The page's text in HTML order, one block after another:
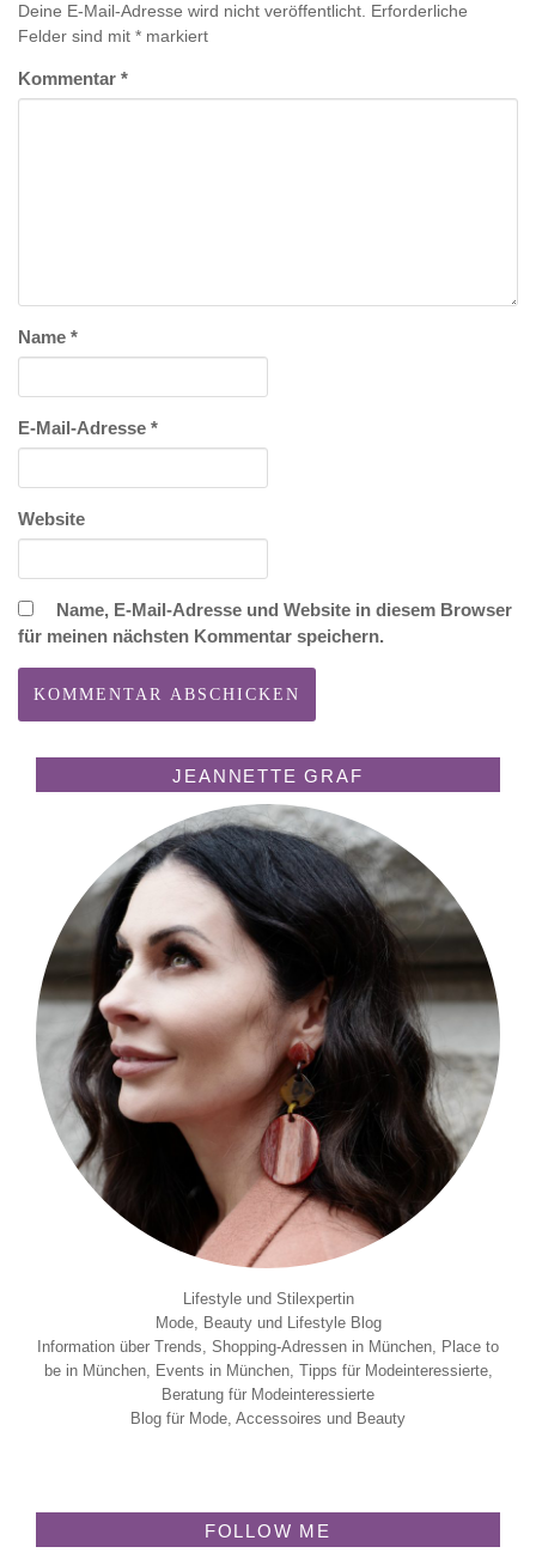
Deine E-Mail-Adresse wird nicht veröffentlicht. Erforderliche
Felder sind mit * markiert
Kommentar *
Name *
E-Mail-Adresse *
Website
Name, E-Mail-Adresse und Website in diesem Browser
für meinen nächsten Kommentar speichern.
JEANNETTE GRAF
Lifestyle und Stilexpertin
Mode, Beauty und Lifestyle Blog
Information über Trends, Shopping-Adressen in München, Place to
be in München, Events in München, Tipps für Modeinteressierte,
Beratung für Modeinteressierte
Blog für Mode, Accessoires und Beauty
FOLLOW ME